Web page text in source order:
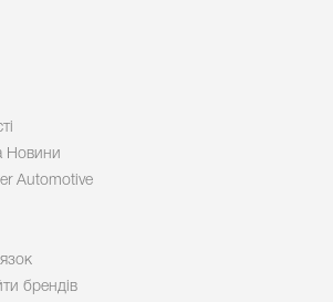
Новини
Automotive
брендів